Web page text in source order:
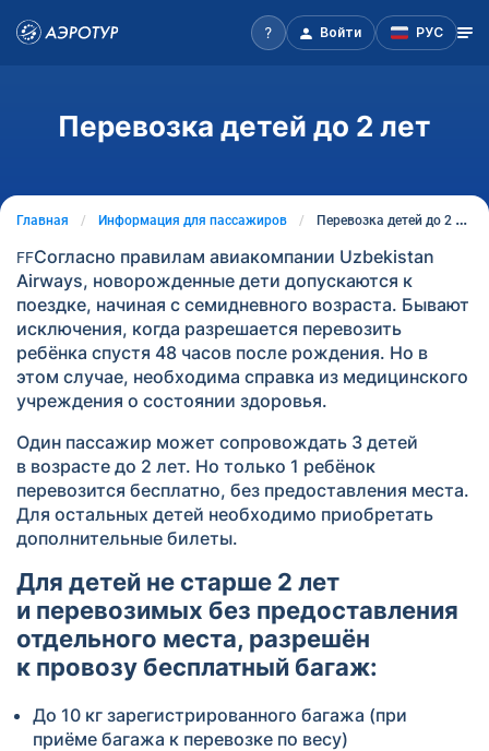
Войти РУС
Перевозка детей до 2 лет
Главная Информация для пассажиров Перевозка детей до 2 лет
FFСогласно правилам авиакомпании Uzbekistan
Airways, новорожденные дети допускаются к
поездке, начиная с семидневного возраста. Бывают
исключения, когда разрешается перевозить
ребёнка спустя 48 часов после рождения. Но в
этом случае, необходима справка из медицинского
учреждения о состоянии здоровья.
Один пассажир может сопровождать 3 детей
в возрасте до 2 лет. Но только 1 ребёнок
перевозится бесплатно, без предоставления места.
Для остальных детей необходимо приобретать
дополнительные билеты.
Для детей не старше 2 лет
и перевозимых без предоставления
отдельного места, разрешён
к провозу бесплатный багаж:
До 10 кг зарегистрированного багажа (при
приёме багажа к перевозке по весу)